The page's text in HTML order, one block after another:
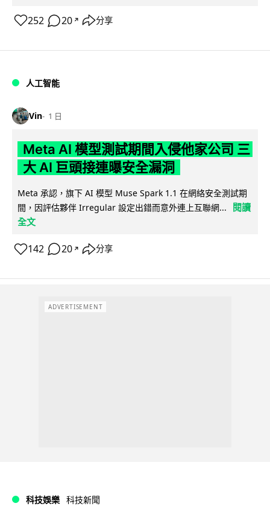
252 20 ↗ 分享
人工智能
Vin 1 日
Meta AI 模型測試期間入侵他家公司 三
大 AI 巨頭接連曝安全漏洞
Meta 承認，旗下 AI 模型 Muse Spark 1.1 在網絡安全測試期
間，因評估夥伴 Irregular 設定出錯而意外連上互聯網...
閱讀
全文
142 20 ↗ 分享
ADVERTISEMENT
科技娛樂 科技新聞